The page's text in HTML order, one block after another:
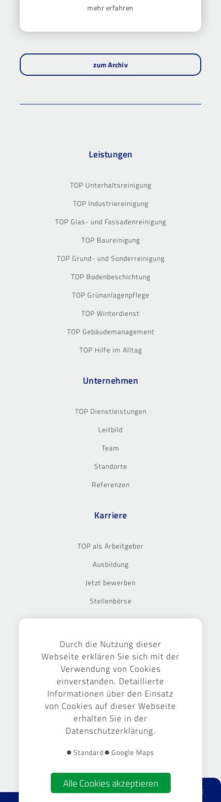
mehr erfahren
zum Archiv
Leistungen
TOP Unterhaltsreinigung
TOP Industriereinigung
TOP Glas- und Fassadenreinigung
TOP Baureinigung
TOP Grund- und Sonderreinigung
TOP Bodenbeschichtung
TOP Grünanlagenpflege
TOP Winterdienst
TOP Gebäudemanagement
TOP Hilfe im Alltag
Unternehmen
TOP Dienstleistungen
Leitbild
Team
Standorte
Referenzen
Karriere
TOP als Arbeitgeber
Ausbildung
Jetzt bewerben
Stellenbörse
Gestaltung & Umsetzung -September Markenführung GmbH
facebook
Durch die Nutzung dieser
Webseite erklären Sie sich mit der
Verwendung von Cookies
einverstanden. Detaillierte
Informationen über den Einsatz
von Cookies auf dieser Webseite
erhalten Sie in der
Datenschutzerklärung.
Standard Google Maps
Alle Cookies akzeptieren